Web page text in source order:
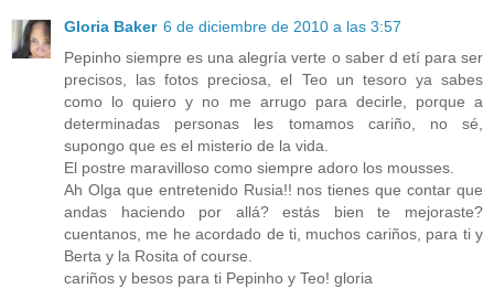
Gloria Baker 6 de diciembre de 2010 a las 3:57
Pepinho siempre es una alegría verte o saber d etí para ser
precisos, las fotos preciosa, el Teo un tesoro ya sabes
como lo quiero y no me arrugo para decirle, porque a
determinadas personas les tomamos cariño, no sé,
supongo que es el misterio de la vida.
El postre maravilloso como siempre adoro los mousses.
Ah Olga que entretenido Rusia!! nos tienes que contar que
andas haciendo por allá? estás bien te mejoraste?
cuentanos, me he acordado de ti, muchos cariños, para ti y
Berta y la Rosita of course.
cariños y besos para ti Pepinho y Teo! gloria